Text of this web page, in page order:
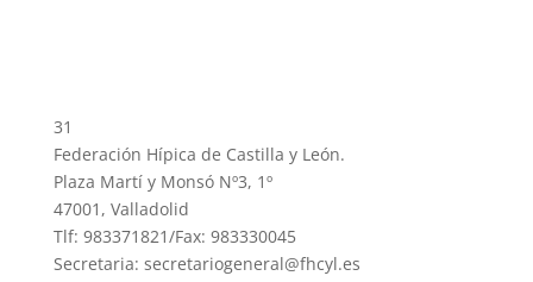
31
Federación Hípica de Castilla y León.
Plaza Martí y Monsó Nº3, 1º
47001, Valladolid
Tlf: 983371821/Fax: 983330045
Secretaria: secretariogeneral@fhcyl.es